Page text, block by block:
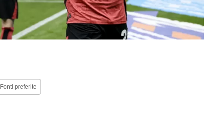
Fonti preferite